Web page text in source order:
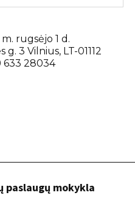
rugsėjo 1 d.
3 Vilnius, LT-01112
633 28034
paslaugų mokykla